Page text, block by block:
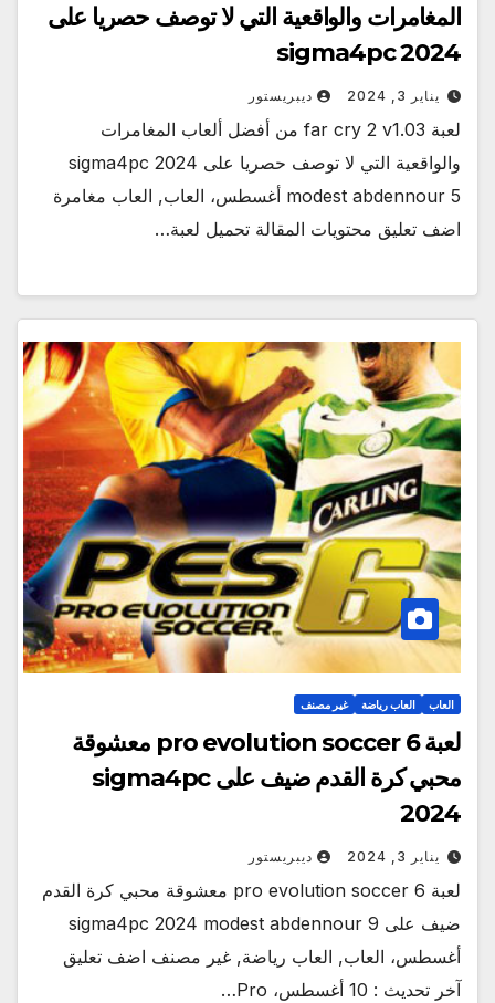
المغامرات والواقعية التي لا توصف حصريا على
sigma4pc 2024
يناير 3, 2024 ديبريستور
لعبة far cry 2 v1.03 من أفضل ألعاب المغامرات
والواقعية التي لا توصف حصريا على sigma4pc 2024
modest abdennour 5 أغسطس، العاب, العاب مغامرة
اضف تعليق محتويات المقالة تحميل لعبة…
العاب العاب رياضة غير مصنف
لعبة pro evolution soccer 6 معشوقة
محبي كرة القدم ضيف على sigma4pc
2024
يناير 3, 2024 ديبريستور
لعبة pro evolution soccer 6 معشوقة محبي كرة القدم
ضيف على sigma4pc 2024 modest abdennour 9
أغسطس، العاب, العاب رياضة, غير مصنف اضف تعليق
آخر تحديث : 10 أغسطس، Pro…